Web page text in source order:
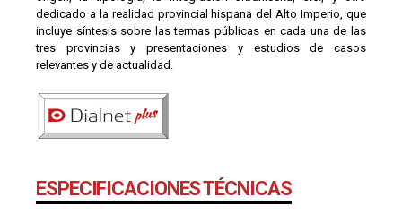
dedicado a la realidad provincial hispana del Alto Imperio, que
incluye síntesis sobre las termas públicas en cada una de las
tres provincias y presentaciones y estudios de casos
relevantes y de actualidad.
ESPECIFICACIONES TÉCNICAS